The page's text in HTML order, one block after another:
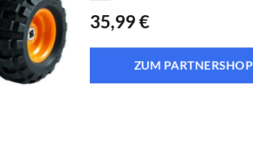
35,99€
ZUM PARTNERSHOP